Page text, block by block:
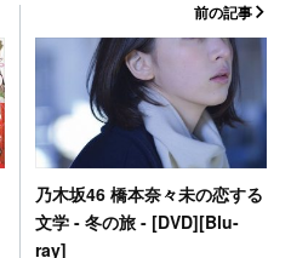
前の記事
乃木坂46 橋本奈々未の恋する
文学 - 冬の旅 - [DVD][Blu-
ray]